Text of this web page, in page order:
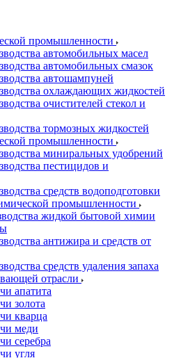
промышленности
автомобильных масел
автомобильных смазок
автошампуней
охлаждающих жидкостей
очистителей стекол и
тормозных жидкостей
промышленности
миниральных удобрений
пестицидов и
средств водоподготовки
промышленности
жидкой бытовой химии
антижира и средств от
средств удаления запаха
отрасли
апатита
золота
кварца
меди
серебра
угля